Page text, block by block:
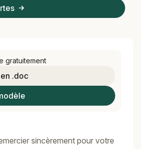
gratuitement
.doc
sincèrement pour votre